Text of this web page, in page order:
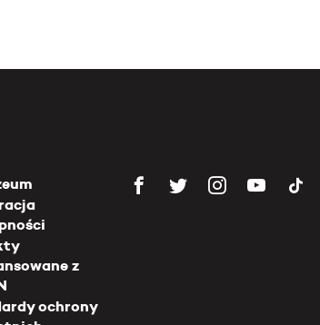
z
ochrony